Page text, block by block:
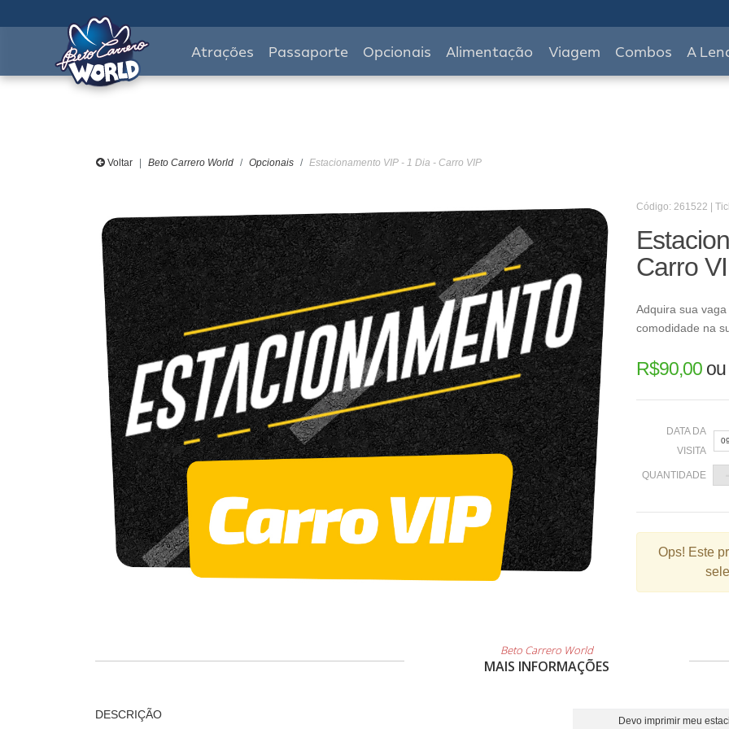
Atrações Passaporte Opcionais Alimentação Viagem Combos A
Voltar Beto Carrero World Opcionais Estacionamento VIP - 1 Dia - Carro VIP
Código: 261522 |
Carro
Adquira sua
comodidade na
R$90,00ou
DATA DA
VISITA
2
9
QUANTIDADE
Ops! Este
Beto Carrero World
MAIS INFORMAÇÕES
DESCRIÇÃO
Devo imprimir meu